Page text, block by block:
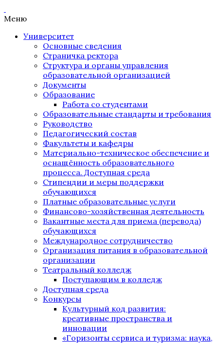
Меню
Университет
Основные сведения
Страничка ректора
Структура и органы управления
образовательной организацией
Документы
Образование
Работа со студентами
Образовательные стандарты и требования
Руководство
Педагогический состав
Факультеты и кафедры
Материально-техническое обеспечение и
оснащённость образовательного
процесса. Доступная среда
Стипендии и меры поддержки
обучающихся
Платные образовательные услуги
Финансово-хозяйственная деятельность
Вакантные места для приема (перевода)
обучающихся
Международное сотрудничество
Организация питания в образовательной
организации
Театральный колледж
Поступающим в колледж
Доступная среда
Конкурсы
Культурный код развития:
креативные пространства и
инновации
«Горизонты сервиса и туризма: наука,